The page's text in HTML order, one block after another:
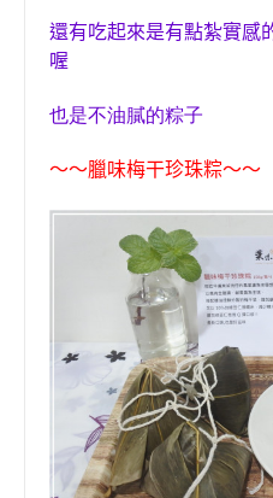
還有吃起來是有點紮實感
喔
也是不油膩的粽子
～～臘味梅干珍珠粽～～